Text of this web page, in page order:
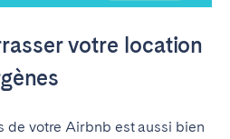
votre location
de votre Airbnb est aussi bien